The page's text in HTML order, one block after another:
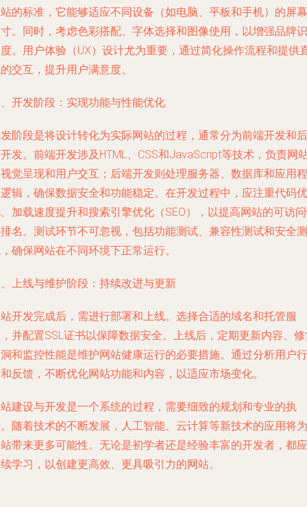
的标准，它能够适应不同设备（如电脑、平板和手机）的屏幕
。同时，考虑色彩搭配、字体选择和图像使用，以增强品牌识
。用户体验（UX）设计尤为重要，通过简化操作流程和提供
交互，提升用户满意度。
开发阶段：实现功能与性能优化
阶段是将设计转化为实际网站的过程，通常分为前端开发和后
发。前端开发涉及HTML、CSS和JavaScript等技术，负责网
觉呈现和用户交互；后端开发则处理服务器、数据库和应用程
辑，确保数据安全和功能稳定。在开发过程中，应注重代码优
加载速度提升和搜索引擎优化（SEO），以提高网站的可访
名。测试环节不可忽视，包括功能测试、兼容性测试和安全测
确保网站在不同环境下正常运行。
上线与维护阶段：持续改进与更新
开发完成后，需进行部署和上线。选择合适的域名和托管服
并配置SSL证书以保障数据安全。上线后，定期更新内容、
和监控性能是维护网站健康运行的必要措施。通过分析用户行
反馈，不断优化网站功能和内容，以适应市场变化。
建设与开发是一个系统的过程，需要细致的规划和专业的执
随着技术的不断发展，人工智能、云计算等新技术的应用将为
带来更多可能性。无论是初学者还是经验丰富的开发者，都应
学习，以创建更高效、更具吸引力的网站。